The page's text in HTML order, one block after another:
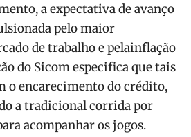
a expectativa de avanço
pelo maior
de trabalho e pelainflação
do Sicom especifica que tais
o encarecimento do crédito,
a tradicional corrida por
acompanhar os jogos.